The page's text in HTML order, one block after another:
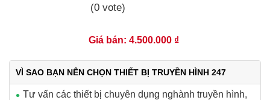
(0 vote)
Giá bán: 4.500.000 ₫
VÌ SAO BẠN NÊN CHỌN THIẾT BỊ TRUYỀN HÌNH 247
Tư vấn các thiết bị chuyên dụng nghành truyền hình,